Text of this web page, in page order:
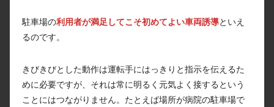
駐車場の利用者が満足してこそ初めてよい車両誘導といえ
るのです。
きびきびとした動作は運転手にはっきりと指示を伝えるた
めに必要ですが、それは常に明るく元気よく接するという
ことにはつながりません。たとえば場所が病院の駐車場で